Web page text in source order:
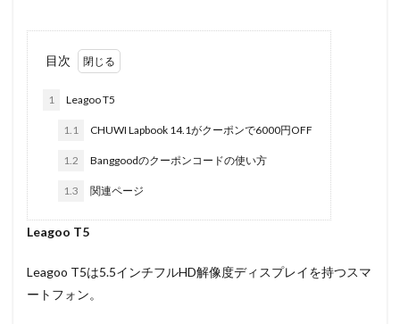
目次
1 Leagoo T5
1.1 CHUWI Lapbook 14.1がクーポンで6000円OFF
1.2 Banggoodのクーポンコードの使い方
1.3 関連ページ
Leagoo T5
Leagoo T5は5.5インチフルHD解像度ディスプレイを持つスマ
ートフォン。